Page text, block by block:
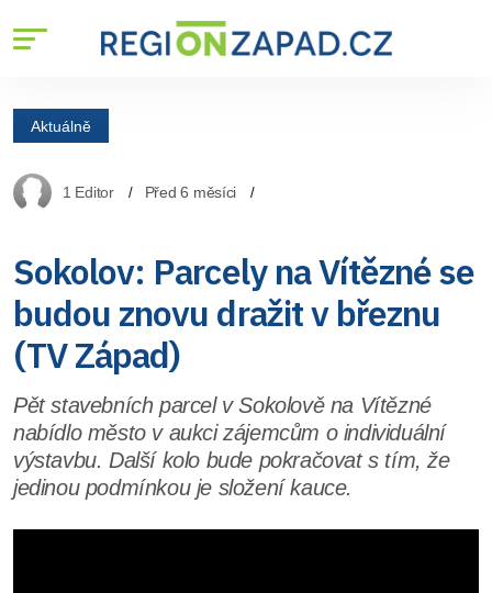
Aktuálně
1 Editor Před 6 měsíci
Sokolov: Parcely na Vítězné se
budou znovu dražit v březnu
(TV Západ)
Pět stavebních parcel v Sokolově na Vítězné
nabídlo město v aukci zájemcům o individuální
výstavbu. Další kolo bude pokračovat s tím, že
jedinou podmínkou je složení kauce.